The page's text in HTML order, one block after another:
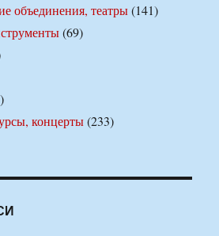
объединения, театры(141)
(69)
концерты(233)